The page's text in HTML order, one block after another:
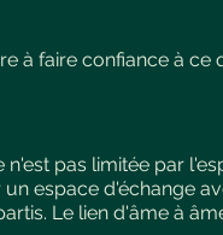
à faire confiance à ce
pas limitée par
espace d'échange
Le lien d'âme à